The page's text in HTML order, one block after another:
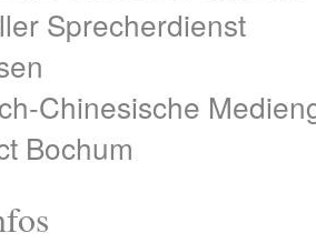
Sprecherdienst
Chinesische
Bochum